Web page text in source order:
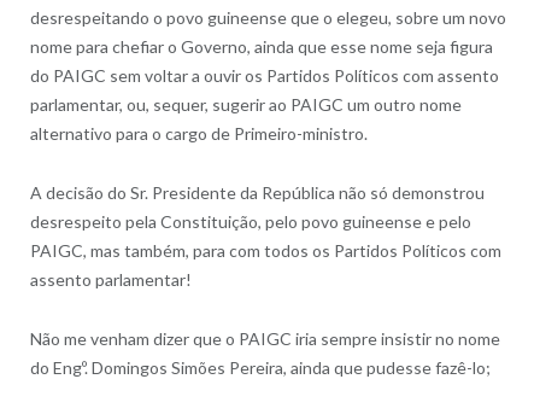
desrespeitando o povo guineense que o elegeu, sobre um novo
nome para chefiar o Governo, ainda que esse nome seja figura
do PAIGC sem voltar a ouvir os Partidos Políticos com assento
parlamentar, ou, sequer, sugerir ao PAIGC um outro nome
alternativo para o cargo de Primeiro-ministro.
A decisão do Sr. Presidente da República não só demonstrou
desrespeito pela Constituição, pelo povo guineense e pelo
PAIGC, mas também, para com todos os Partidos Políticos com
assento parlamentar!
Não me venham dizer que o PAIGC iria sempre insistir no nome
do Engº. Domingos Simões Pereira, ainda que pudesse fazê-lo;